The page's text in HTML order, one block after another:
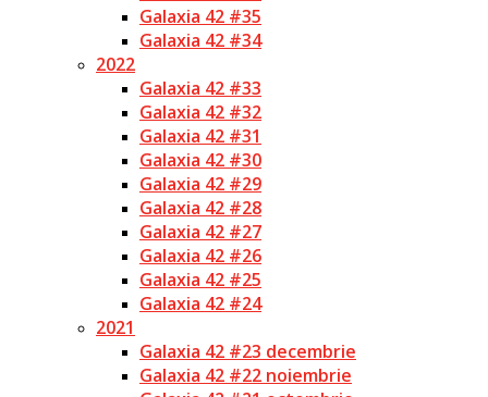
Galaxia 42 #35
Galaxia 42 #34
2022
Galaxia 42 #33
Galaxia 42 #32
Galaxia 42 #31
Galaxia 42 #30
Galaxia 42 #29
Galaxia 42 #28
Galaxia 42 #27
Galaxia 42 #26
Galaxia 42 #25
Galaxia 42 #24
2021
Galaxia 42 #23 decembrie
Galaxia 42 #22 noiembrie